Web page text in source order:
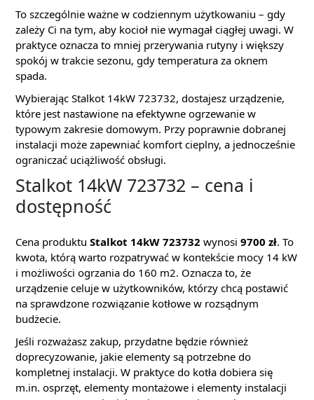
To szczególnie ważne w codziennym użytkowaniu – gdy
zależy Ci na tym, aby kocioł nie wymagał ciągłej uwagi. W
praktyce oznacza to mniej przerywania rutyny i większy
spokój w trakcie sezonu, gdy temperatura za oknem
spada.
Wybierając Stalkot 14kW 723732, dostajesz urządzenie,
które jest nastawione na efektywne ogrzewanie w
typowym zakresie domowym. Przy poprawnie dobranej
instalacji może zapewniać komfort cieplny, a jednocześnie
ograniczać uciążliwość obsługi.
Stalkot 14kW 723732 – cena i
dostępność
Cena produktu Stalkot 14kW 723732 wynosi 9700 zł. To
kwota, którą warto rozpatrywać w kontekście mocy 14 kW
i możliwości ogrzania do 160 m2. Oznacza to, że
urządzenie celuje w użytkowników, którzy chcą postawić
na sprawdzone rozwiązanie kotłowe w rozsądnym
budżecie.
Jeśli rozważasz zakup, przydatne będzie również
doprecyzowanie, jakie elementy są potrzebne do
kompletnej instalacji. W praktyce do kotła dobiera się
m.in. osprzęt, elementy montażowe i elementy instalacji